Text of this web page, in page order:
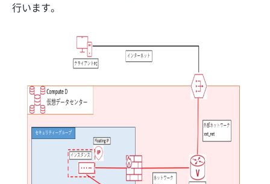
行います。